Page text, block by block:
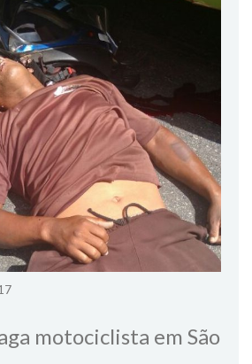
motociclista em São